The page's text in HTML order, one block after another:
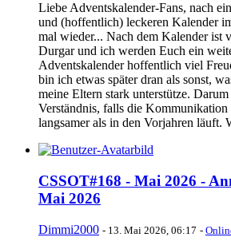
Liebe Adventskalender-Fans, nach
und (hoffentlich) leckeren Kalender
mal wieder... Nach dem Kalender ist
Durgar und ich werden Euch ein
Adventskalender hoffentlich viel
bin ich etwas später dran als sonst,
meine Eltern stark unterstütze.
Verständnis, falls die Kommunikation
langsamer als in den Vorjahren
CSSOT#168 - Mai 2026 -
Mai 2026
Dimmi2000 - 13. Mai 2026, 06:17 -